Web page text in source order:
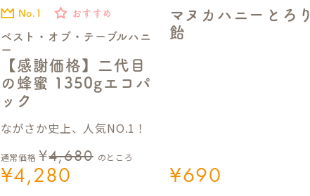
ベスト・オブ・テーブルハニ
ー
【感謝価格】二代目
の蜂蜜 1350gエコパ
ック
No.1 おすすめ
通常価格 ¥4,680 のところ
¥4,280
ながさか史上、人気NO.1！
マヌカハニーとろり
飴
¥690